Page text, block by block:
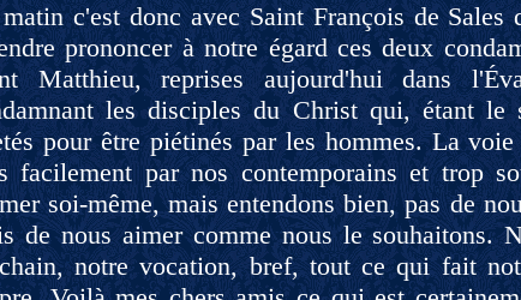
c'est donc avec Saint François de
prononcer à notre égard ces deux
Matthieu, reprises aujourd'hui dans
les disciples du Christ qui, étant le
pour être piétinés par les hommes. La
facilement par nos contemporains et trop
soi-même, mais entendons bien, pas de
de nous aimer comme nous le souhaitons.
notre vocation, bref, tout ce qui fait